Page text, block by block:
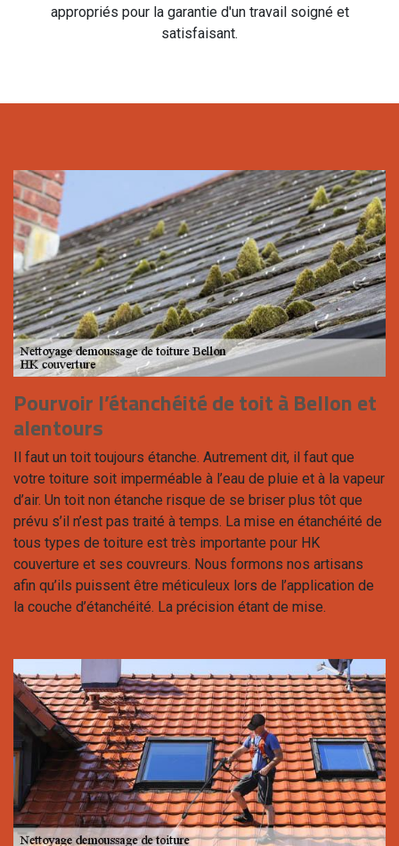
appropriés pour la garantie d'un travail soigné et
satisfaisant.
Pourvoir l’étanchéité de toit à Bellon et
alentours
Il faut un toit toujours étanche. Autrement dit, il faut que
votre toiture soit imperméable à l’eau de pluie et à la vapeur
d’air. Un toit non étanche risque de se briser plus tôt que
prévu s’il n’est pas traité à temps. La mise en étanchéité de
tous types de toiture est très importante pour HK
couverture et ses couvreurs. Nous formons nos artisans
afin qu’ils puissent être méticuleux lors de l’application de
la couche d’étanchéité. La précision étant de mise.